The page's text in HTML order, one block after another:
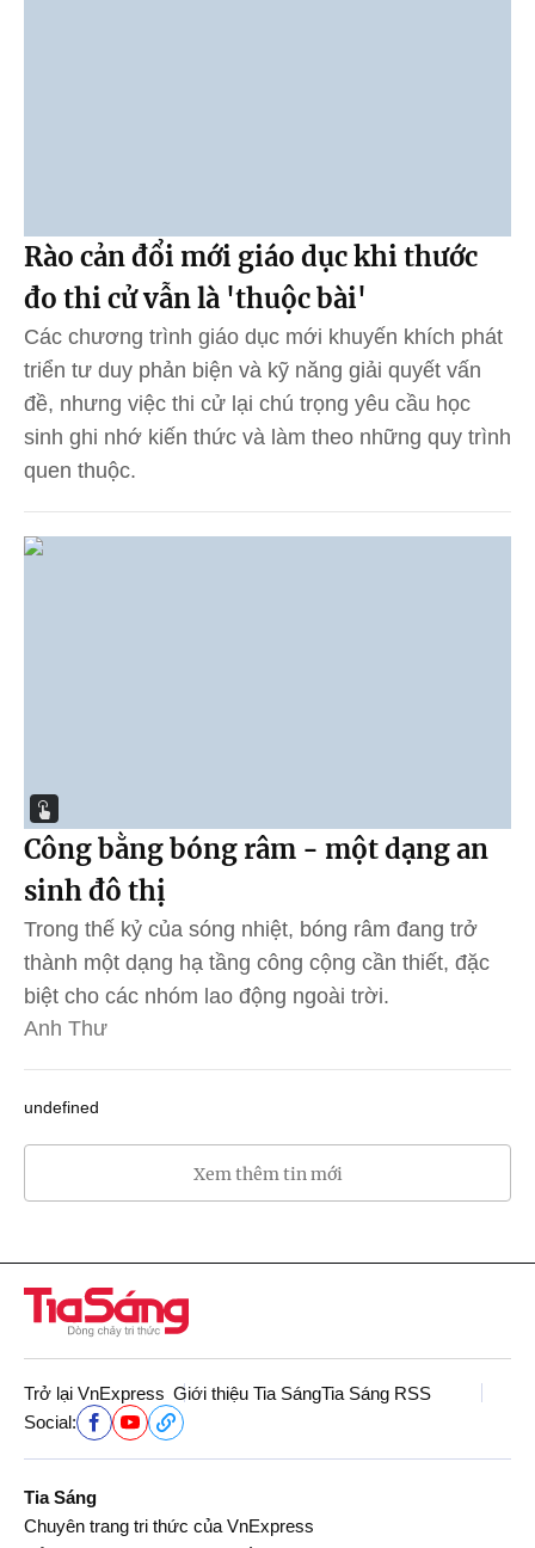
Rào cản đổi mới giáo dục khi thước
đo thi cử vẫn là 'thuộc bài'
Các chương trình giáo dục mới khuyến khích phát
triển tư duy phản biện và kỹ năng giải quyết vấn
đề, nhưng việc thi cử lại chú trọng yêu cầu học
sinh ghi nhớ kiến thức và làm theo những quy trình
quen thuộc.
Công bằng bóng râm - một dạng an
sinh đô thị
Trong thế kỷ của sóng nhiệt, bóng râm đang trở
thành một dạng hạ tầng công cộng cần thiết, đặc
biệt cho các nhóm lao động ngoài trời.
Anh Thư
undefined
Xem thêm tin mới
Trở lại VnExpress Giới thiệu Tia SángTia Sáng RSS
Social:
Tia Sáng
Chuyên trang tri thức của VnExpress